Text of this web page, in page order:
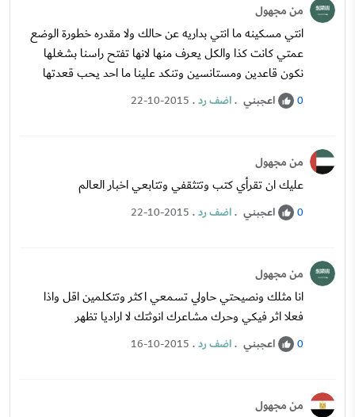
من مجهول
انتي مسكينه ما انتي بداريه عن حالك ولا مقدره خطورة الوضع
عمتي كانت كذا والكل يعرف منها لانها تفتح راسنا بشغلها
نكون قاعدين ومستانسين وتنكد علينا ما احد يحب قعدتها
0 اعجبني .اضف رد.
22-10-2015
من مجهول
عليك ان تقرأي كتب وتتثقفي وتتابعي اخبار العالم
0 اعجبني .اضف رد.
22-10-2015
من مجهول
انا مثلك ونصيحتي حاولي تسمعي اكثر وتتكلمين اقل واذا
فعلا اثر فيكي وحرك مشاعرك انوثتك لا اراديا تظهر
0 اعجبني .اضف رد.
16-10-2015
من مجهول